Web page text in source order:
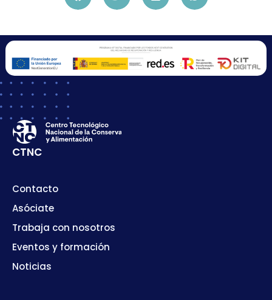
CTNC
Contacto
Asóciate
Trabaja con nosotros
Eventos y formación
Noticias